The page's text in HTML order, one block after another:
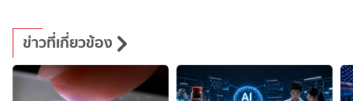
ข่าวที่เกี่ยวข้อง